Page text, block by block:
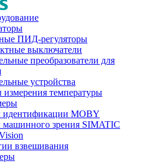
ПИД-регуляторы
выключатели
преобразователи для
устройства
температуры
идентификации MOBY
зрения SIMATIC
взвешивания